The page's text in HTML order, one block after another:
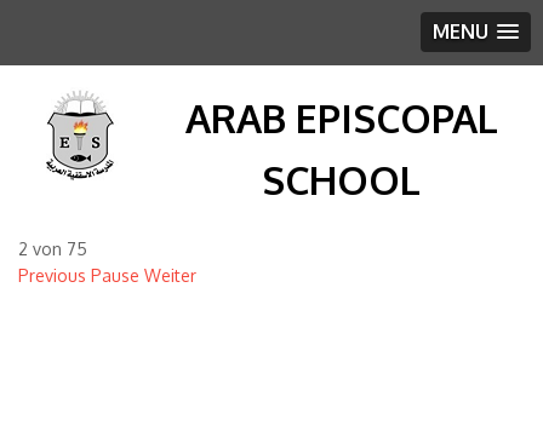
MENU
ARAB EPISCOPAL
SCHOOL
2 von 75
Previous Pause Weiter